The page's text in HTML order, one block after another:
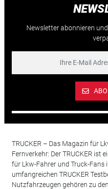
Newsletter abonnieren
TRUCKER – Das Magazin für
Fernverkehr: Der TRUCKER ist
für Lkw-Fahrer und Truck-Fans
umfangreichen TRUCKER
Nutzfahrzeugen gehören zu